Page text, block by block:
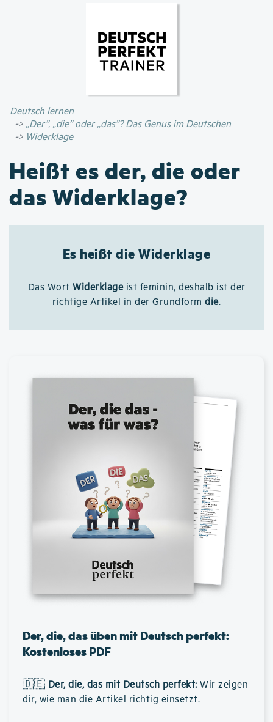
Inhalt
Deutsch lernen
„Der”, „die” oder „das”? Das Genus im Deutschen
Widerklage
Heißt es der, die oder
das Widerklage?
Es heißt die Widerklage
Das Wort Widerklageist feminin, deshalb ist der
richtige Artikel in der Grundform die.
Der, die, das üben mit Deutsch perfekt:
Kostenloses PDF
🇩🇪 Der, die, das mit Deutsch perfekt: Wir zeigen
dir, wie man die Artikel richtig einsetzt.